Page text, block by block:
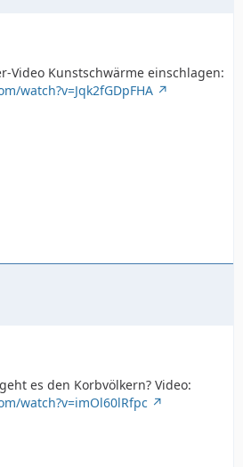
Video Kunstschwärme einschlagen:
watch?v=Jqk2fGDpFHA
es den Korbvölkern? Video:
watch?v=imOl60lRfpc